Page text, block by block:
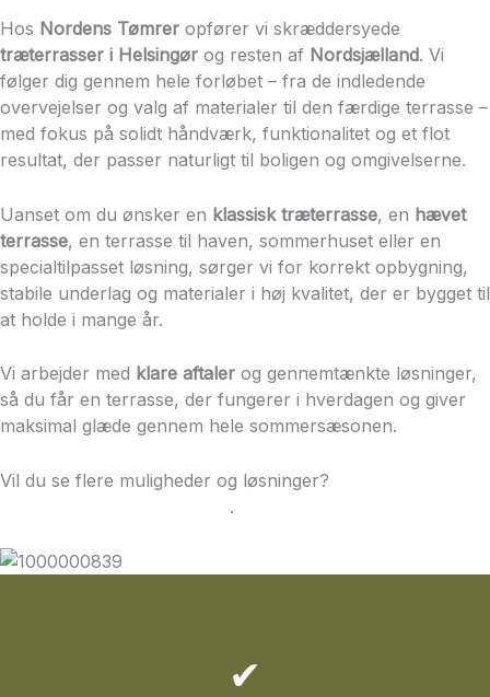
Hos Nordens Tømrer opfører vi skræddersyede
træterrasser i Helsingør og resten af Nordsjælland. Vi
følger dig gennem hele forløbet – fra de indledende
overvejelser og valg af materialer til den færdige terrasse –
med fokus på solidt håndværk, funktionalitet og et flot
resultat, der passer naturligt til boligen og omgivelserne.
Uanset om du ønsker en klassisk træterrasse, en hævet
terrasse, en terrasse til haven, sommerhuset eller en
specialtilpasset løsning, sørger vi for korrekt opbygning,
stabile underlag og materialer i høj kvalitet, der er bygget til
at holde i mange år.
Vi arbejder med klare aftaler og gennemtænkte løsninger,
så du får en terrasse, der fungerer i hverdagen og giver
maksimal glæde gennem hele sommersæsonen.
Vil du se flere muligheder og løsninger?
.
✔